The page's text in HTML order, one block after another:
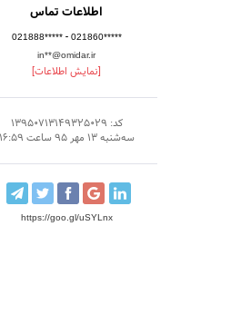
اطلاعات تماس
021888***** - 021860*****
in**@omidar.ir
[نمایش اطلاعات]
کد: 13950713149325029
سه‌شنبه 13 مهر 95 ساعت 16:59
https://goo.gl/uSYLnx